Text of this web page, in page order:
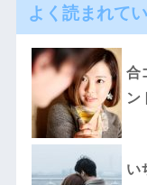
よく読まれて
合
ン
い